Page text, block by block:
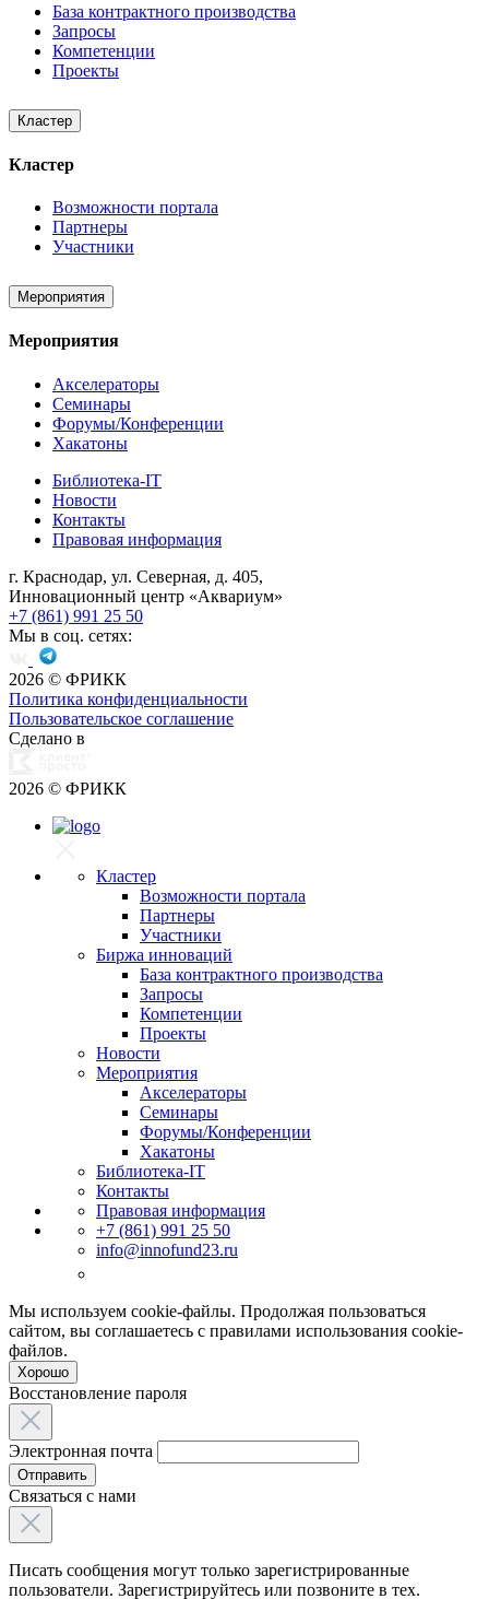
База контрактного производства
Запросы
Компетенции
Проекты
Кластер
Кластер
Возможности портала
Партнеры
Участники
Мероприятия
Мероприятия
Акселераторы
Семинары
Форумы/Конференции
Хакатоны
Библиотека-IT
Новости
Контакты
Правовая информация
г. Краснодар, ул. Северная, д. 405,
Инновационный центр «Аквариум»
+7 (861) 991 25 50
Мы в соц. сетях:
2026 © ФРИКК
Политика конфиденциальности
Пользовательское соглашение
Сделано в
2026 © ФРИКК
Кластер
Возможности портала
Партнеры
Участники
Биржа инноваций
База контрактного производства
Запросы
Компетенции
Проекты
Новости
Мероприятия
Акселераторы
Семинары
Форумы/Конференции
Хакатоны
Библиотека-IT
Контакты
Правовая информация
+7 (861) 991 25 50
info@innofund23.ru
Мы используем cookie-файлы. Продолжая пользоваться
сайтом, вы соглашаетесь с правилами использования cookie-
файлов.
Хорошо
Восстановление пароля
Электронная почта
Отправить
Связаться с нами
Писать сообщения могут только зарегистрированные
пользователи. Зарегистрируйтесь или позвоните в тех.